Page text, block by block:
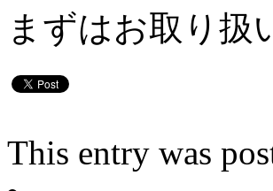
まずはお取り扱
This entry was